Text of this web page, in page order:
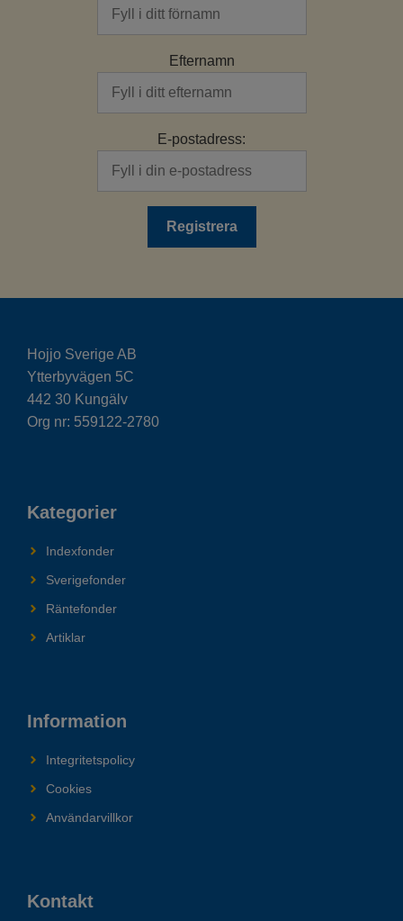
Efternamn
E-postadress:
Hojjo Sverige AB
Ytterbyvägen 5C
442 30 Kungälv
Org nr: 559122-2780
Kategorier
Indexfonder
Sverigefonder
Räntefonder
Artiklar
Information
Integritetspolicy
Cookies
Användarvillkor
Kontakt